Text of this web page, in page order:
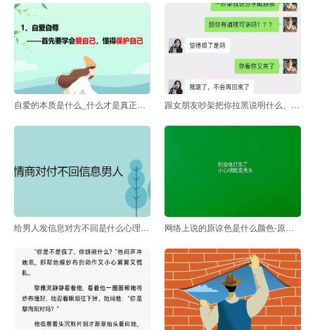
自爱的本质是什么_什么才是真正的自爱 跟女朋友吵架把你拉黑说明什么、女朋友一吵架就拉黑我
给男人发信息对方不回是什么心理(给一个男人发信息不 网络上说的原谅色是什么颜色-原谅色是什么样的颜色